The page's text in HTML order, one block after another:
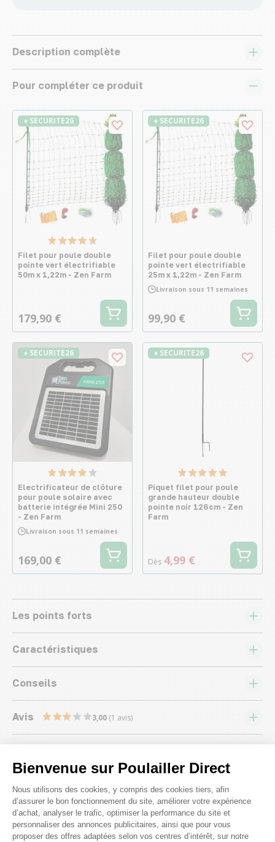
Bienvenue sur Poulailler Direct
Plateforme de Gestion du
Nous utilisons des cookies, y compris des cookies tiers, afin
d’assurer le bon fonctionnement du site, améliorer votre expérience
d’achat, analyser le trafic, optimiser la performance du site et
personnaliser des annonces publicitaires, ainsi que pour vous
proposer des offres adaptées selon vos centres d’intérêt, sur notre
Description complète
Pour compléter ce produit
♦ SECURITE26
Filet pour poule double
pointe vert électrifiable
50m x 1,22m - Zen Farm
179,90 €
♦ SECURITE26
Filet pour poule double
pointe vert électrifiable
25m x 1,22m - Zen Farm
Livraison sous 11 semaines
99,90 €
♦ SECURITE26
Electrificateur de clôture
pour poule solaire avec
batterie intégrée Mini 250
- Zen Farm
Livraison sous 11 semaines
169,00 €
♦ SECURITE26
Piquet filet pour poule
grande hauteur double
pointe noir 126cm - Zen
Farm
Dès 4,99 €
Les points forts
Caractéristiques
Conseils
Avis 3,00 (1 avis)
Nous répondons à toutes vos
questions ;)